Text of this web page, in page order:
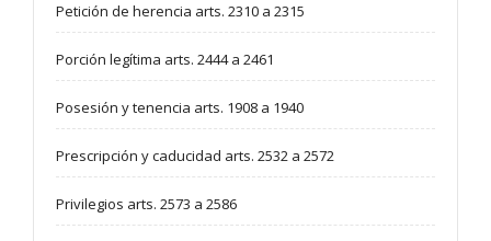
Petición de herencia arts. 2310 a 2315
Porción legítima arts. 2444 a 2461
Posesión y tenencia arts. 1908 a 1940
Prescripción y caducidad arts. 2532 a 2572
Privilegios arts. 2573 a 2586